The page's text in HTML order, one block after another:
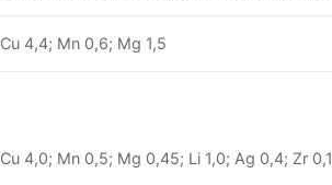
Cu 4,4; Mn 0,6; Mg 1,5
Cu 4,0; Mn 0,5; Mg 0,45; Li 1,0; Ag 0,4; Zr